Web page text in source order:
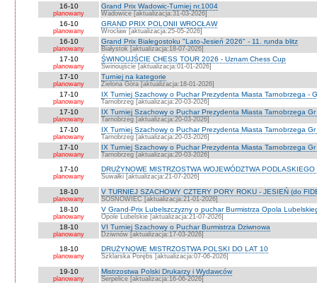
16-10
planowany
Grand Prix Wadowic-Turniej nr.1004
Wadowice [aktualizacja:31-03-2026]
16-10
planowany
GRAND PRIX POLONII WROCŁAW
Wrocław [aktualizacja:25-05-2026]
16-10
planowany
Grand Prix Białegostoku "Lato-Jesień 2026" - 11. runda blitz
Białystok [aktualizacja:18-07-2026]
17-10
planowany
ŚWINOUJŚCIE CHESS TOUR 2026 - Uznam Chess Cup
Świnoujście [aktualizacja:01-01-2026]
17-10
planowany
Turniej na kategorie
Zielona Góra [aktualizacja:18-01-2026]
17-10
planowany
IX Turniej Szachowy o Puchar Prezydenta Miasta Tarnobrzega -
Tarnobrzeg [aktualizacja:20-03-2026]
17-10
planowany
IX Turniej Szachowy o Puchar Prezydenta Miasta Tarnobrzega
Tarnobrzeg [aktualizacja:20-03-2026]
17-10
planowany
IX Turniej Szachowy o Puchar Prezydenta Miasta Tarnobrzega
Tarnobrzeg [aktualizacja:20-03-2026]
17-10
planowany
IX Turniej Szachowy o Puchar Prezydenta Miasta Tarnobrzega Gr
Tarnobrzeg [aktualizacja:20-03-2026]
17-10
planowany
DRUŻYNOWE MISTRZOSTWA WOJEWÓDZTWA
Suwałki [aktualizacja:21-07-2026]
18-10
planowany
V TURNIEJ SZACHOWY CZTERY PORY ROKU - JESIEŃ (do
SOSNOWIEC [aktualizacja:21-01-2026]
18-10
planowany
V Grand-Prix Lubelszczyzny o puchar Burmistrza Opola
Opole Lubelskie [aktualizacja:21-07-2026]
18-10
planowany
VI Turniej Szachowy o Puchar Burmistrza Dziwnowa
Dziwnów [aktualizacja:17-03-2026]
18-10
planowany
DRUŻYNOWE MISTRZOSTWA POLSKI DO LAT 10
Szklarska Porębs [aktualizacja:07-06-2026]
19-10
planowany
Mistrzostwa Polski Drukarzy i Wydawców
Serpelice [aktualizacja:16-06-2026]